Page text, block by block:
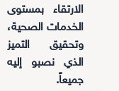
الارتقاء بمستوى
الخدمات الصحية،
وتحقيق التميز
الذي نصبو إليه
جميعاً.